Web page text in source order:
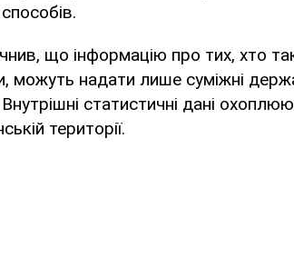
що інформацію про тих, хто
можуть надати лише суміжні
статистичні дані
території.